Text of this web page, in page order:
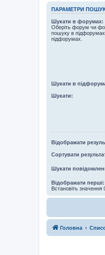
ПАРАМЕТРИ
Шукати в форумах:
Оберіть форум чи
пошуку в
підфорумах.
Шукати в
Шукати:
Відображати
Сортувати
Шукати
Відображати перші:
Встановіть значення
Головна